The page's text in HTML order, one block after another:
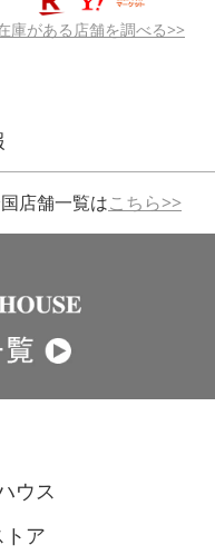
庫がある店舗を調べる>>
店舗一覧はこちら>>
ウス
ア